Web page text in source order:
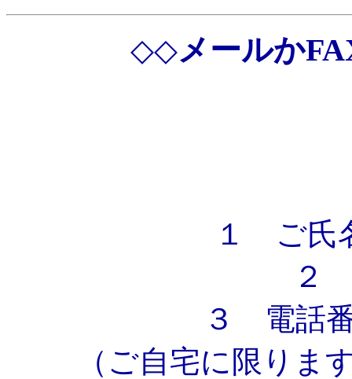
◇◇メールか
１ ご氏
２
３ 電話
（ご自宅に限り